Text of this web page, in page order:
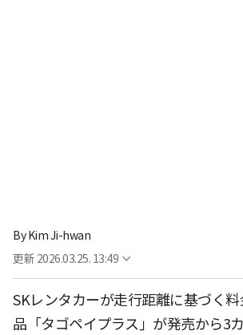
By Kim Ji-hwan
更新 2026.03.25. 13:49
SKレンタカーが走行距離に基づく
品「タゴペイプラス」が発売から3